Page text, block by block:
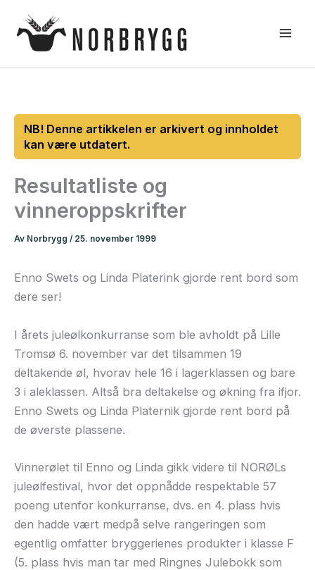
rett
Resultatliste og
vinneroppskrifter
Av Norbrygg / 25. november 1999
Enno Swets og Linda Platerink gjorde rent bord som
dere ser!
I årets juleølkonkurranse som ble avholdt på Lille
Tromsø 6. november var det tilsammen 19
deltakende øl, hvorav hele 16 i lagerklassen og bare
3 i aleklassen. Altså bra deltakelse og økning fra ifjor.
Enno Swets og Linda Platernik gjorde rent bord på
de øverste plassene.
Vinnerølet til Enno og Linda gikk videre til NORØLs
juleølfestival, hvor det oppnådde respektable 57
poeng utenfor konkurranse, dvs. en 4. plass hvis
den hadde vært medpå selve rangeringen som
egentlig omfatter bryggerienes produkter i klasse F
(5. plass hvis man tar med Ringnes Julebokk som